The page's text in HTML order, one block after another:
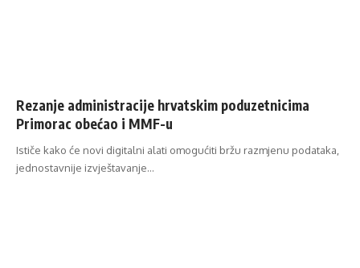
Rezanje administracije hrvatskim poduzetnicima
Primorac obećao i MMF-u
Ističe kako će novi digitalni alati omogućiti bržu razmjenu podataka,
jednostavnije izvještavanje…